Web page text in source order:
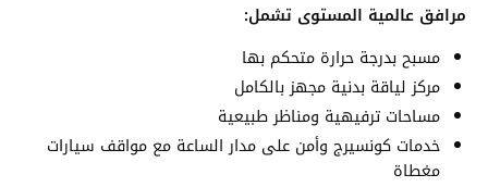
مرافق عالمية المستوى تشمل:
مسبح بدرجة حرارة متحكم بها
مركز لياقة بدنية مجهز بالكامل
مساحات ترفيهية ومناظر طبيعية
خدمات كونسيرج وأمن على مدار الساعة مع مواقف سيارات
مغطاة